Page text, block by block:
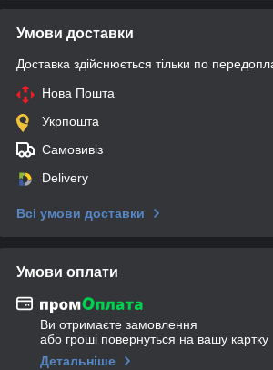
Умови доставки
Доставка здійснюється тільки по
Нова Пошта
Укрпошта
Самовивіз
Delivery
Всі умови доставки
Умови оплати
Ви отримаєте замовлення
або гроші повернуться на вашу картку
Детальніше